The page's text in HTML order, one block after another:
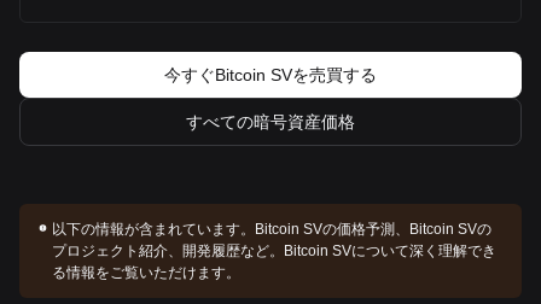
今すぐBitcoin SVを売買する
すべての暗号資産価格
以下の情報が含まれています。
Bitcoin SVの価格予測、Bitcoin SVの
プロジェクト紹介、開発履歴など。Bitcoin SVについて深く理解でき
る情報をご覧いただけます。